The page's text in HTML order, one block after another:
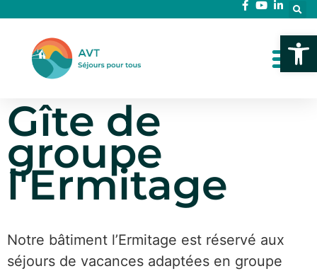
Ouvrir
Gîte de
groupe
l'Ermitage
Notre bâtiment l’Ermitage est réservé aux
séjours de vacances adaptées en groupe